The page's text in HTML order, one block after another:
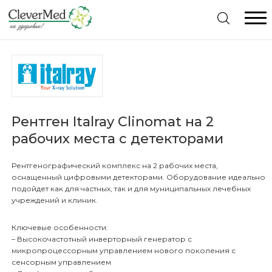
Меню
Главная
Видеоэндоскопы Pentax. Отличное предложение
Видеопроцессоры Pentax. Отличное предложение
Жесткая эндоскопия
Видеоэндоскопические системы
Гистероскопы
Гибкая Эндоскопия
Дезинфекция эндоскопов
Рентгенология
Комплексное оснащение
Консультация специалиста
Гарантия
Статьи
Контакты
Рентген Italray Clinomat на 2
рабочих места с детекторами
Рентгенографический комплекс на 2 рабочих места,
оснащенный цифровыми детекторами. Оборудование идеально
подойдет как для частных, так и для муниципальных лечебных
учреждений и клиник.
Ключевые особенности:
– Высокочастотный инверторный генератор с
микропроцессорным управлением нового поколения с
сенсорным управлением